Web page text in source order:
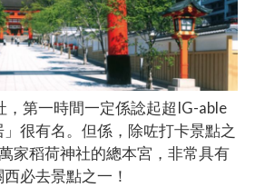
，第一時間一定係諗起超IG-able
很有名。但係，除咗打卡景點之
家稻荷神社的總本宮，非常具有
必去景點之一！